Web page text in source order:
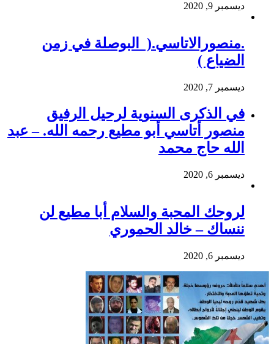
ديسمبر 9, 2020
.منصورالاتاسي.( البوصلة في زمن
الضياع )
ديسمبر 7, 2020
في الذكرى السنوية لرحيل الرفيق
منصور أتاسي أبو مطيع رحمه الله. – عبد
الله حاج محمد
ديسمبر 6, 2020
لروحك المحبة والسلام أبا مطيع لن
ننساك – خالد الحموري
ديسمبر 6, 2020